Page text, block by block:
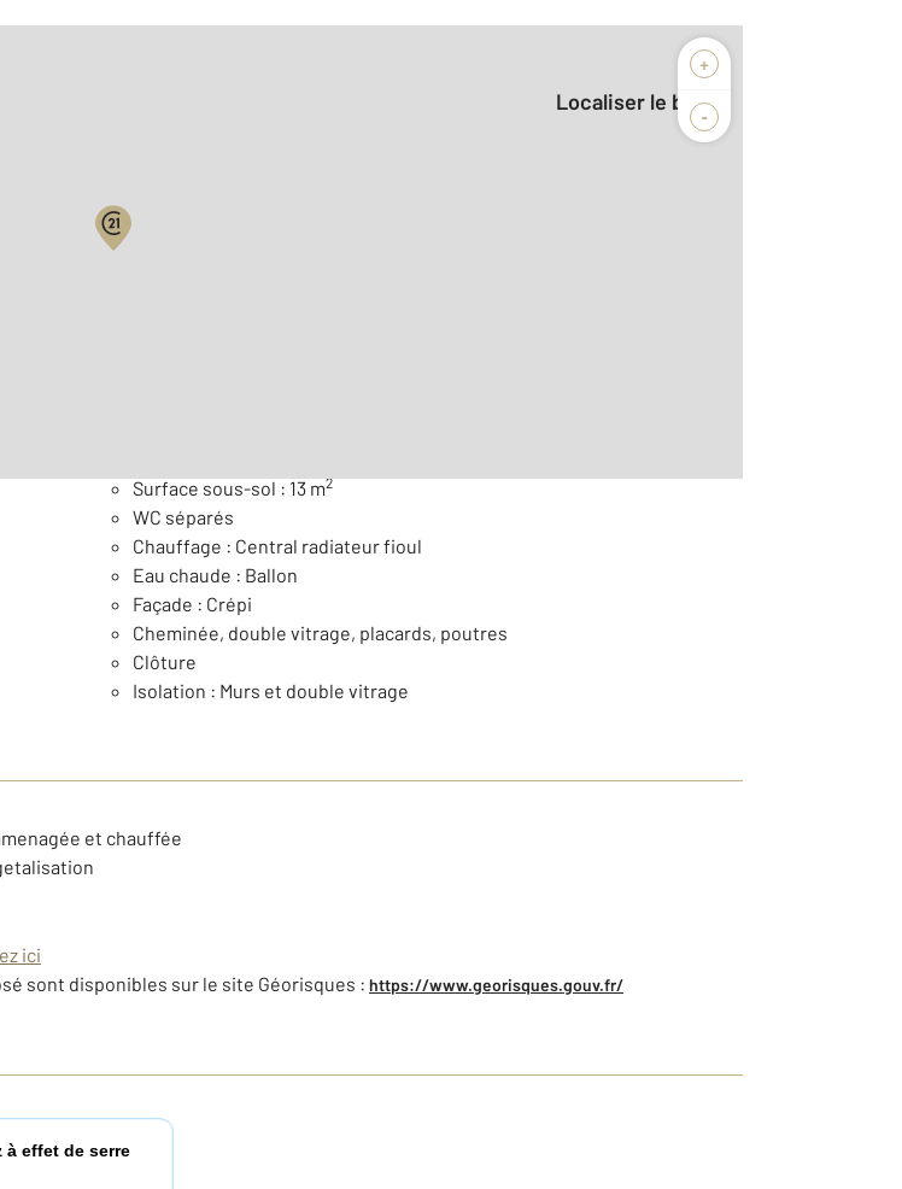
+
-
Localiser le bien
Surface sous-sol : 13 m2
WC séparés
Chauffage : Central radiateur fioul
Eau chaude : Ballon
Façade : Crépi
Cheminée, double vitrage, placards, poutres
Clôture
Isolation : Murs et double vitrage
et chauffée
ici
sont disponibles sur le site Géorisques : https://www.georisques.gouv.fr/
à effet de serre